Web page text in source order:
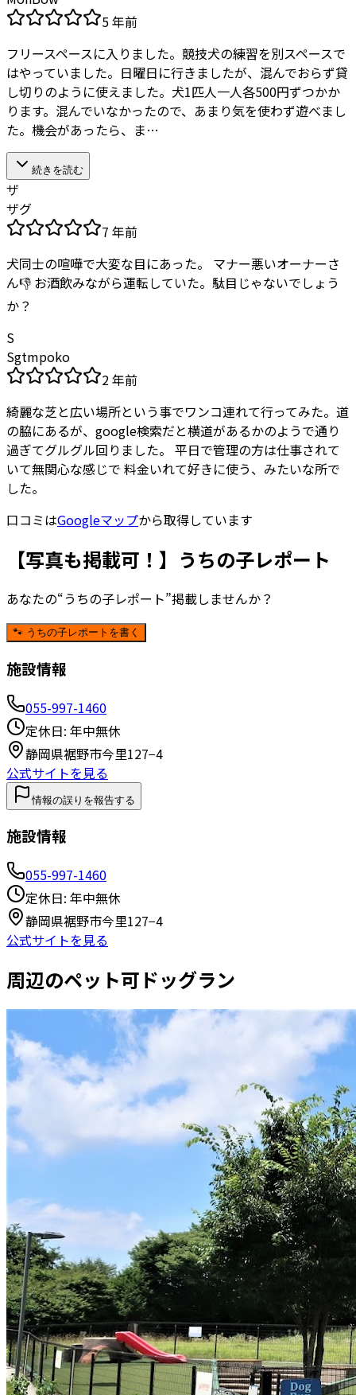
5 年前
フリースペースに入りました。競技犬の練習を別スペースで
はやっていました。日曜日に行きましたが、混んでおらず貸
し切りのように使えました。犬1匹人一人各500円ずつかか
ります。混んでいなかったので、あまり気を使わず遊べまし
た。機会があったら、ま…
続きを読む
ザ
ザグ
7 年前
犬同士の喧嘩で大変な目にあった。 マナー悪いオーナーさ
ん👎 お酒飲みながら運転していた。駄目じゃないでしょう
か？
S
Sgtmpoko
2 年前
綺麗な芝と広い場所という事でワンコ連れて行ってみた。道
の脇にあるが、google検索だと横道があるかのようで通り
過ぎてグルグル回りました。 平日で管理の方は仕事されて
いて無関心な感じで 料金いれて好きに使う、みたいな所で
した。
口コミはGoogleマップから取得しています
【写真も掲載可！】うちの子レポート
あなたの“うちの子レポート”掲載しませんか？
🐾 うちの子レポートを書く
施設情報
055-997-1460
定休日: 年中無休
静岡県裾野市今里127−4
公式サイトを見る
情報の誤りを報告する
施設情報
055-997-1460
定休日: 年中無休
静岡県裾野市今里127−4
公式サイトを見る
周辺のペット可ドッグラン